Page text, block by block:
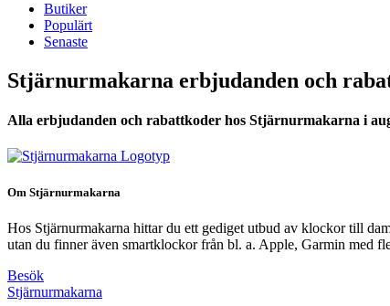
Butiker
Populärt
Senaste
Stjärnurmakarna erbjudanden och
Alla erbjudanden och rabattkoder hos Stjärnurmakarna i
Om Stjärnurmakarna
Hos Stjärnurmakarna hittar du ett gediget utbud av klockor till
utan du finner även smartklockor från bl. a. Apple, Garmin med
Besök
Stjärnurmakarna